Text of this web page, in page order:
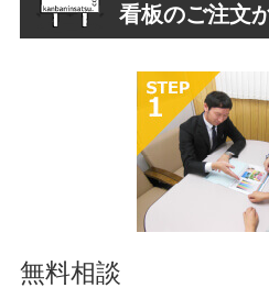
看板のご注文
無料相談